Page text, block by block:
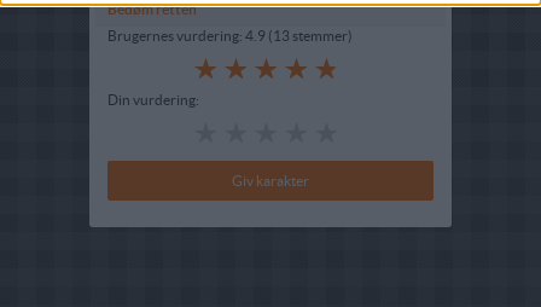
Bedøm retten
Brugernes vurdering: 4.9 (13 stemmer)
Din vurdering: